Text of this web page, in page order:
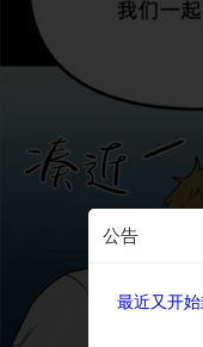
公告
最近又开